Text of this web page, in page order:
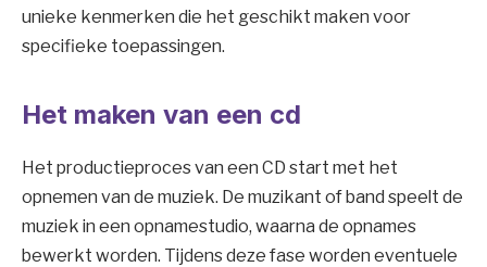
unieke kenmerken die het geschikt maken voor
specifieke toepassingen.
Het maken van een cd
Het productieproces van een CD start met het
opnemen van de muziek. De muzikant of band speelt de
muziek in een opnamestudio, waarna de opnames
bewerkt worden. Tijdens deze fase worden eventuele